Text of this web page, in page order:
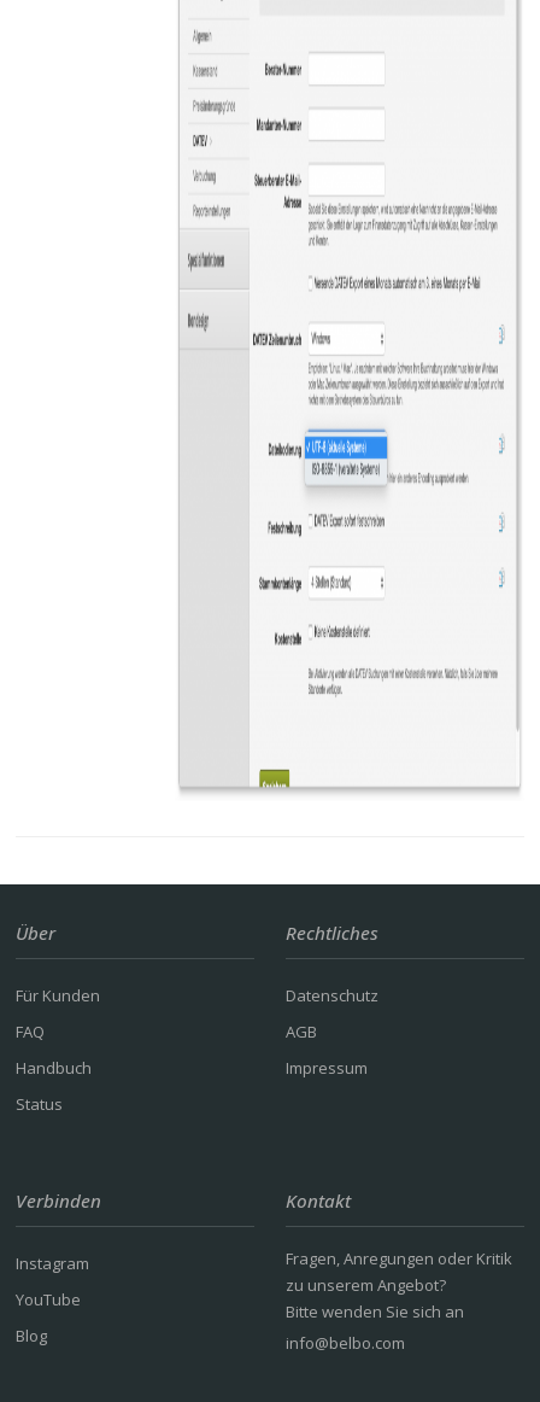
Über
Für Kunden
FAQ
Handbuch
Status
Rechtliches
Datenschutz
AGB
Impressum
Verbinden
Instagram
YouTube
Blog
Kontakt
Fragen, Anregungen oder Kritik
zu unserem Angebot?
Bitte wenden Sie sich an
info@belbo.com